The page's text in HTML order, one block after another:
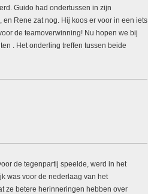
Guido had ondertussen in zijn
Rene zat nog. Hij koos er voor in een iets
de teamoverwinning! Nu hopen we bij
. Het onderling treffen tussen beide
de tegenpartij speelde, werd in het
was voor de nederlaag van het
ze betere herinneringen hebben over